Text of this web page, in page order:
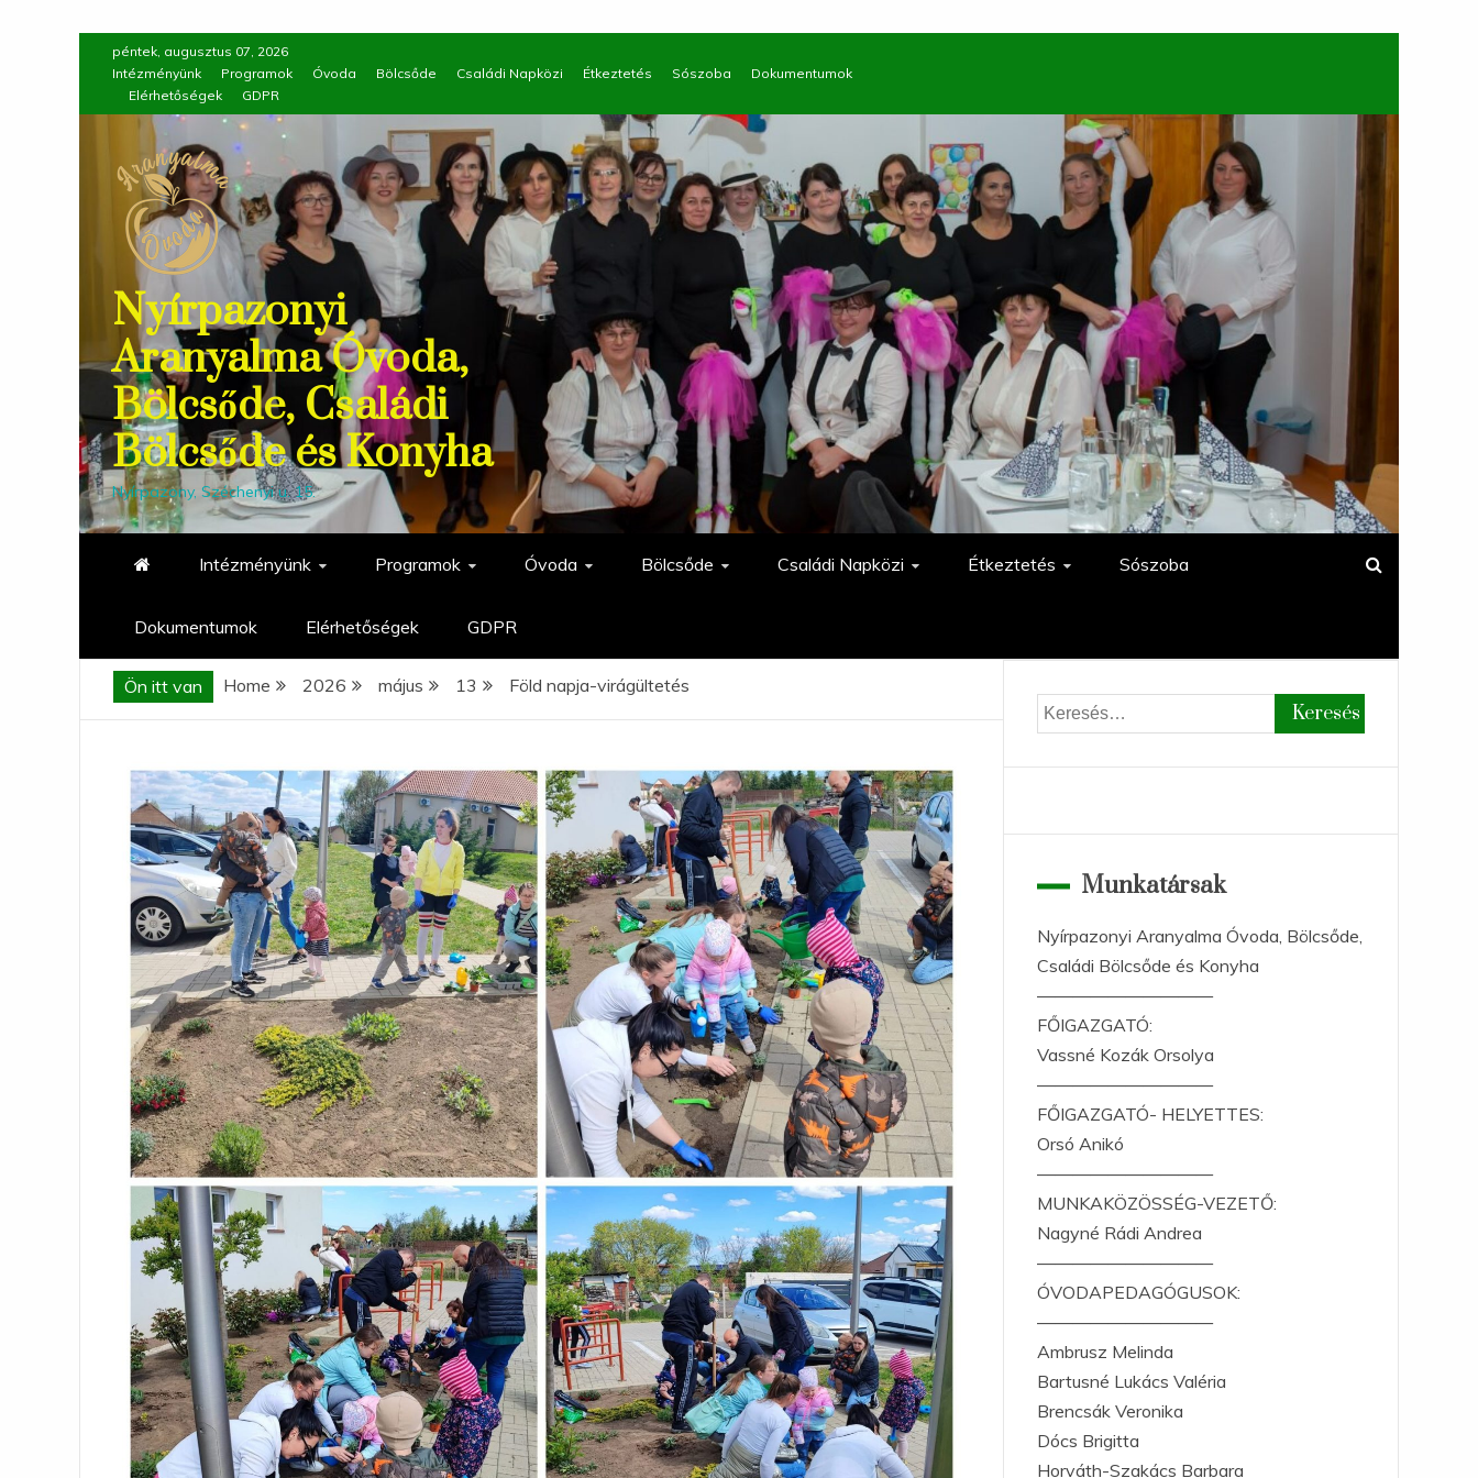
content
péntek, augusztus 07, 2026
Intézményünk
Programok Óvoda Bölcsőde Családi Napközi Étkeztetés Sószoba
Dokumentumok
Elérhetőségek
GDPR
Nyírpazonyi
Aranyalma Óvoda,
Bölcsőde, Családi
Bölcsőde és Konyha
Nyírpazony, Széchenyi u. 15.
Intézményünk Programok Óvoda Bölcsőde Családi Napközi Étkeztetés Sószoba
Dokumentumok Elérhetőségek GDPR
Ön itt van Home 2026 május 13
Föld napja-virágültetés
Keresés:
Munkatársak
Nyírpazonyi Aranyalma Óvoda, Bölcsőde,
Családi Bölcsőde és Konyha
——————————
FŐIGAZGATÓ:
Vassné Kozák Orsolya
——————————
FŐIGAZGATÓ- HELYETTES:
Orsó Anikó
——————————
MUNKAKÖZÖSSÉG-VEZETŐ:
Nagyné Rádi Andrea
——————————
ÓVODAPEDAGÓGUSOK:
——————————
Ambrusz Melinda
Bartusné Lukács Valéria
Brencsák Veronika
Dócs Brigitta
Horváth-Szakács Barbara